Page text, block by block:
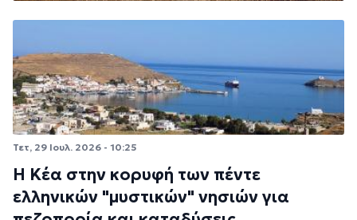
Τετ, 29 Ιουλ. 2026 - 10:25
Η Κέα στην κορυφή των πέντε
ελληνικών "μυστικών" νησιών για